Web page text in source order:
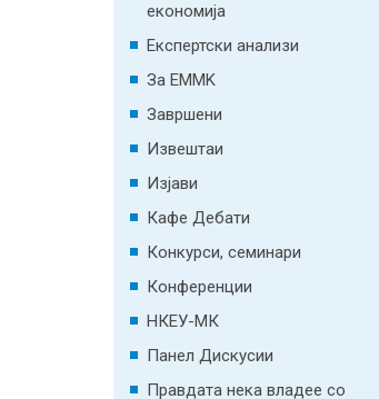
економија
Експертски анализи
За EMMK
Завршени
Извештаи
Изјави
Кафе Дебати
Конкурси, семинари
Конференции
НКЕУ-МК
Панел Дискусии
Правдата нека владее со